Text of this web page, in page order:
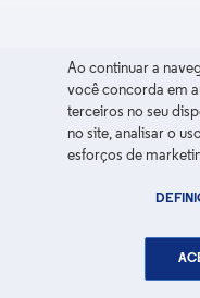
Ao continuar a
você concorda em
terceiros no seu
no site, analisar o
esforços de